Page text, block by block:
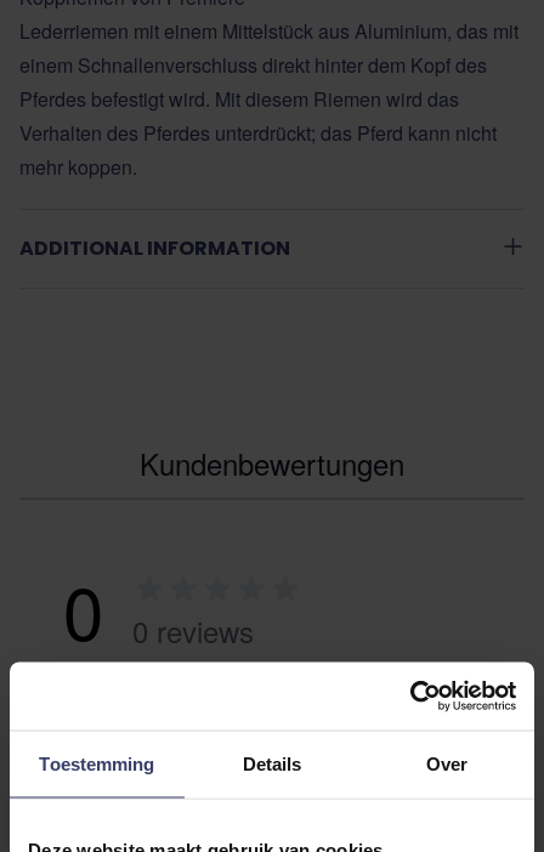
Toestemming Details Over
Lederriemen mit einem Mittelstück aus Aluminium, das mit
einem Schnallenverschluss direkt hinter dem Kopf des
Pferdes befestigt wird. Mit diesem Riemen wird das
Verhalten des Pferdes unterdrückt; das Pferd kann nicht
mehr koppen.
ADDITIONAL INFORMATION
Kundenbewertungen
0 0 reviews
Write a review
with other customers